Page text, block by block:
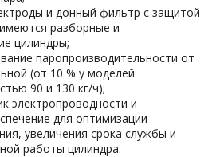
и донный фильтр с защитой
разборные и
цилиндры;
паропроизводительности от
(от 10 % у моделей
90 и 130 кг/ч);
электропроводности и
для оптимизации
увеличения срока службы и
работы цилиндра.